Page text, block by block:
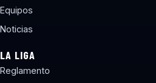
Equipos
Noticias
LA LIGA
Reglamento